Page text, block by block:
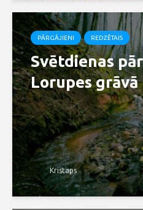
PĀRGĀJIENI REDZĒTAIS
Svētdienas
Lorupes grāvā
Kristaps